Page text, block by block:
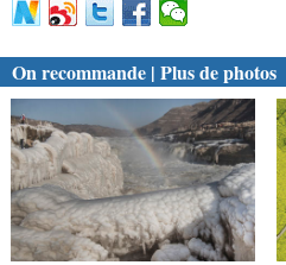
On recommande | Plus de photos